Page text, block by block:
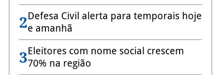
2Defesa Civil alerta para temporais hoje
e amanhã
3Eleitores com nome social crescem
70% na região